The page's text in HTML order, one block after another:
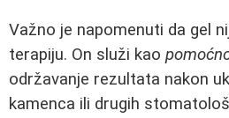
Važno je napomenuti da gel
terapiju. On služi kao
održavanje rezultata nakon
kamenca ili drugih